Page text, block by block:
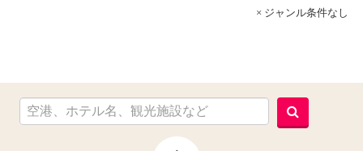
× ジャンル条件なし